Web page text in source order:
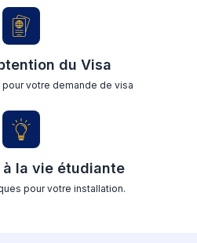
du Visa
votre demande de visa
à la vie étudiante
pour votre installation.